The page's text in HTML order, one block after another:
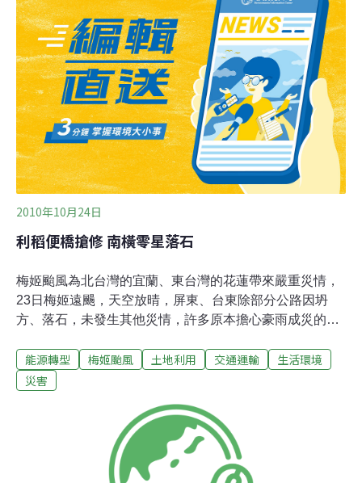
行肆虐菲律賓，原以為台灣不是它的戰場沒想到它耍了一
記回馬槍，與東北季風產生共伴效應，降下超級豪大雨，
二十一日下午一點，一小時之內在蘇澳降下181.5毫米的驚
人雨量。水利署副署長吳約西說，全台灣的雨水道設計容
量，一小時能承受的降雨只有70到80毫米，剛提到一小時
降了181，全台灣沒有一個都市，可以承受這樣的洪水。
承受不了瘋狂大雨，幾乎整個蘇澳都泡在水裡，部分低窪
地區，甚至水淹兩層樓高，北迴鐵路蘇澳到羅東的路段，
還一度停駛。超強降雨加上適
2010年10月24日
利稻便橋搶修 南橫零星落石
梅姬颱風為北台灣的宜蘭、東台灣的花蓮帶來嚴重災情，
23日梅姬遠颺，天空放晴，屏東、台東除部分公路因坍
方、落石，未發生其他災情，許多原本擔心豪雨成災的屏
對外交通中斷的台東縣海端鄉利稻村長古明良說，村裡對
外通訊、水、電供應都沒有問題，也有4個月備糧，「受
方便農民將蔬果運下山販賣」。關山工務段長李秉仁得知
利稻便橋再度封閉的消息，冒雨趕上山了解情況。他表
示，道路仍不安全，民眾最好暫時不要開車上山。屏東縣
消防局表示，梅姬颱風過境，為恆春半島帶來局部性豪
能源轉型 梅姬颱風 土地利用 交通運輸
生活環境
災害